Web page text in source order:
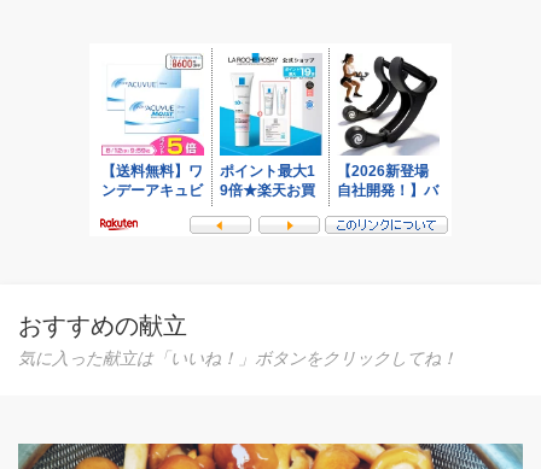
おすすめの献立
気に入った献立は「いいね！」ボタンをクリックしてね！